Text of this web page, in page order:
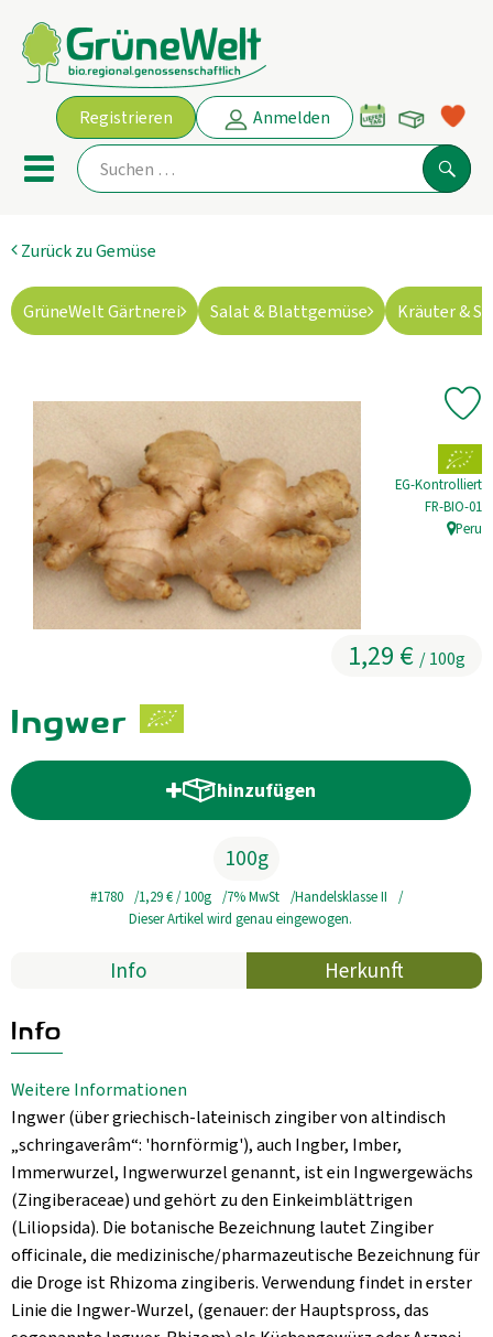
Registrieren Anmelden
Mobiles Menu öffnen oder
Angebot
AKTUELLE ANGEBOTE
Obst & Gemüse
Kühltheke
GrüneWelt Bäckerei
Vorratskammer
Kosmetik
Haus, Garten, Tier & Co
Genossenschaft & Beitritt
B2B
Zurück zu Gemüse
GrüneWelt Gärtnerei Salat & Blattgemüse Kräuter &
Ingwer
1,29 € / 100g
, Verband:
EG-Kontrolliert
,FR-BIO-01
,Peru
hinzufügen
Produkt zum Warenkorb
100g
#1780 1,29 €/ 100g 7% MwSt
Handelsklasse II
Dieser Artikel wird genau eingewogen.
Info Herkunft
Info
Weitere Informationen
Ingwer (über griechisch-lateinisch zingiber von altindisch
„schringaverâm“: 'hornförmig'), auch Ingber, Imber,
Immerwurzel, Ingwerwurzel genannt, ist ein Ingwergewächs
(Zingiberaceae) und gehört zu den Einkeimblättrigen
(Liliopsida). Die botanische Bezeichnung lautet Zingiber
officinale, die medizinische/pharmazeutische Bezeichnung für
die Droge ist Rhizoma zingiberis. Verwendung findet in erster
Linie die Ingwer-Wurzel, (genauer: der Hauptspross, das